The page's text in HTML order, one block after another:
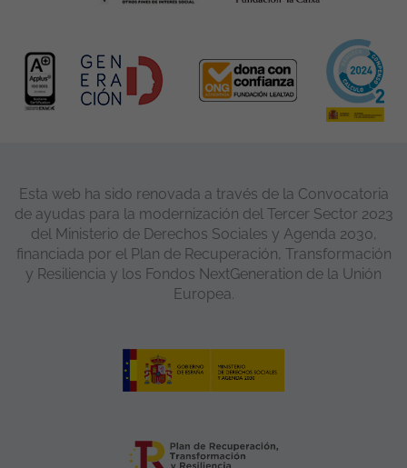
Esta web ha sido renovada a través de la Convocatoria
de ayudas para la modernización del Tercer Sector 2023
del Ministerio de Derechos Sociales y Agenda 2030,
financiada por el Plan de Recuperación, Transformación
y Resiliencia y los Fondos NextGeneration de la Unión
Europea.